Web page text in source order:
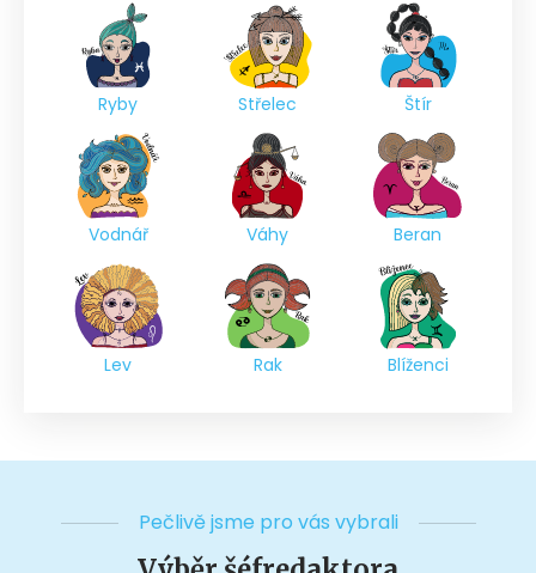
Ryby Střelec Štír
Vodnář Váhy Beran
Lev Rak Blíženci
Pečlivě jsme pro vás vybrali